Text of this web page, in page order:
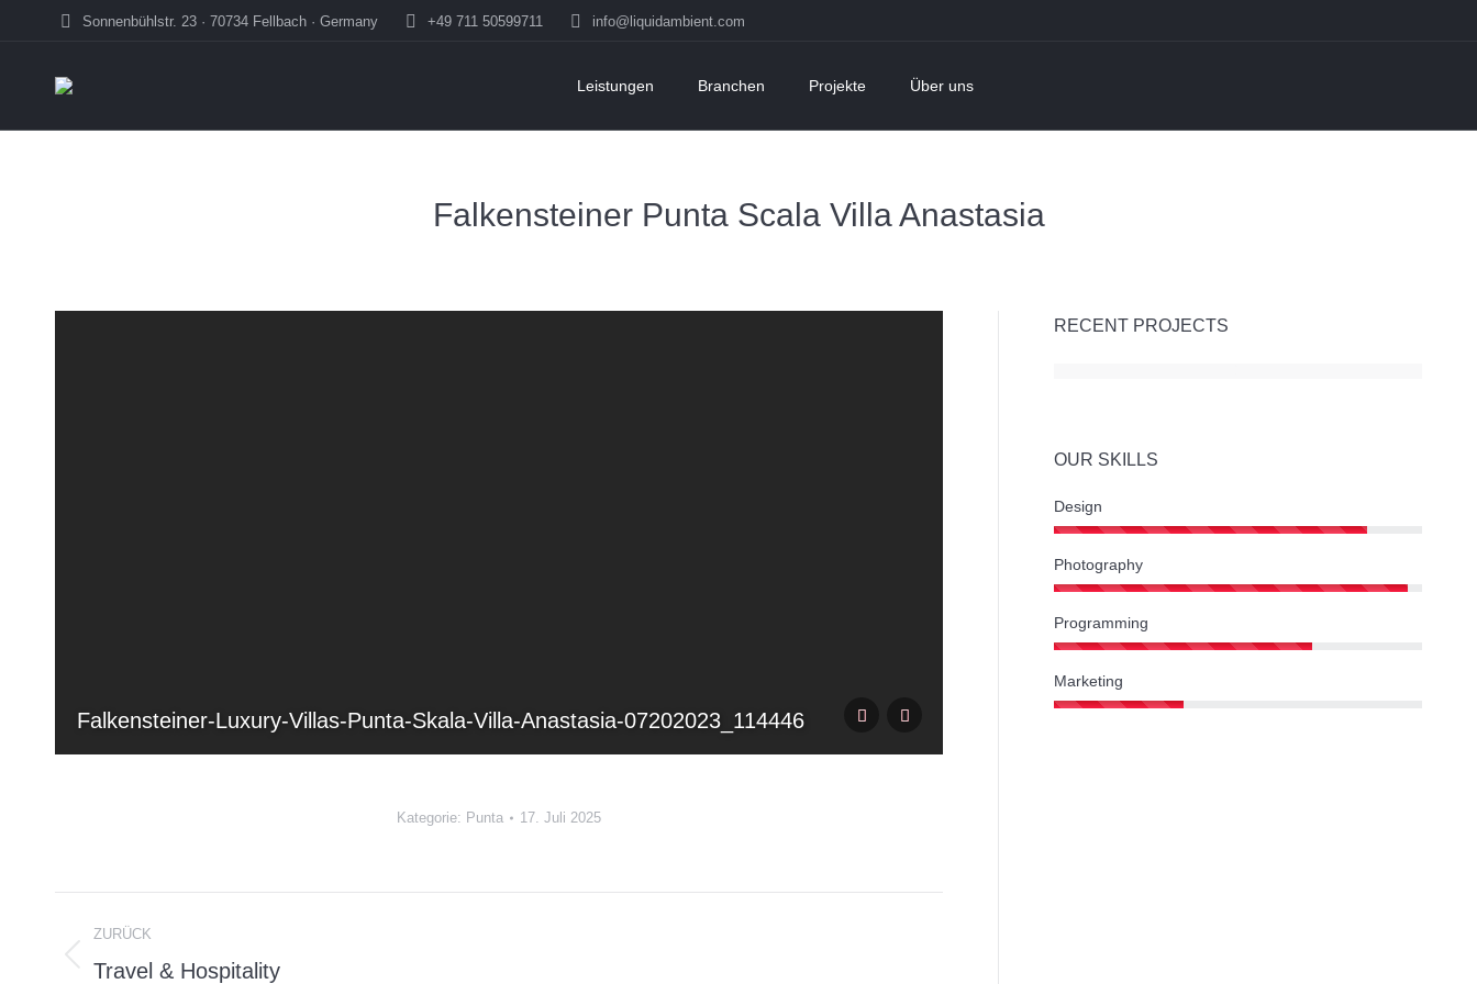
Sonnenbühlstr. 23 · 70734 Fellbach · Germany +49 711 50599711 info@liquidambient.com
Leistungen Branchen Projekte Über uns
Falkensteiner Punta Scala Villa Anastasia
Falkensteiner-Luxury-Villas-Punta-Skala-Villa-Anastasia-07202023_114446
Kategorie: Punta 17. Juli 2025
Album-
Navigation
ZURÜCK
Vorheriges
Travel & Hospitality
RECENT PROJECTS
OUR SKILLS
Design
Photography
Programming
Marketing